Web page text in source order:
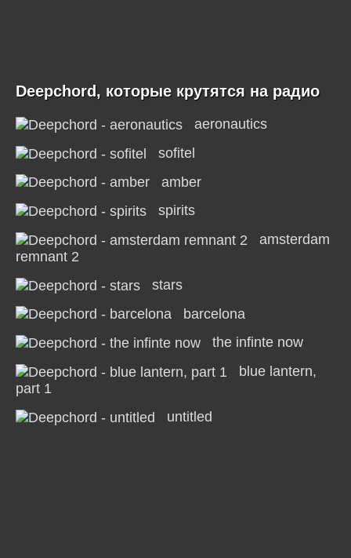
Deepchord, которые крутятся на радио
aeronautics
sofitel
amber
spirits
amsterdam
remnant 2
stars
barcelona
the infinte now
blue lantern,
part 1
untitled